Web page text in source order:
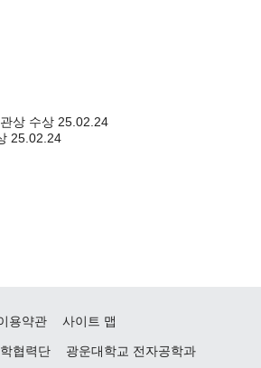
상 수상 25.02.24
25.02.24
용약관
사이트 맵
협력단 광운대학교 전자공학과